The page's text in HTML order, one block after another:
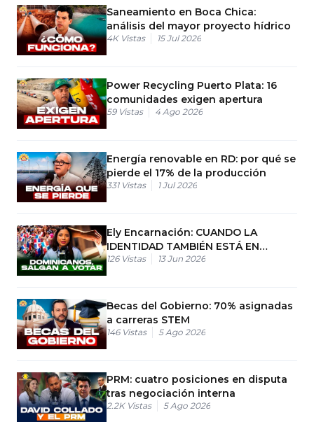
Saneamiento en Boca Chica:
análisis del mayor proyecto hídrico
4K Vistas 15 Jul 2026
Power Recycling Puerto Plata: 16
comunidades exigen apertura
59 Vistas 4 Ago 2026
Energía renovable en RD: por qué se
pierde el 17% de la producción
331 Vistas 1 Jul 2026
Ely Encarnación: CUANDO LA
IDENTIDAD TAMBIÉN ESTÁ EN
JUEGO: DOMINICANOS, SALGAN A
126 Vistas 13 Jun 2026
Becas del Gobierno: 70% asignadas
a carreras STEM
146 Vistas 5 Ago 2026
PRM: cuatro posiciones en disputa
tras negociación interna
2.2K Vistas 5 Ago 2026